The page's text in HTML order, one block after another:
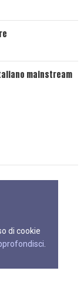
mainstream
di cookie